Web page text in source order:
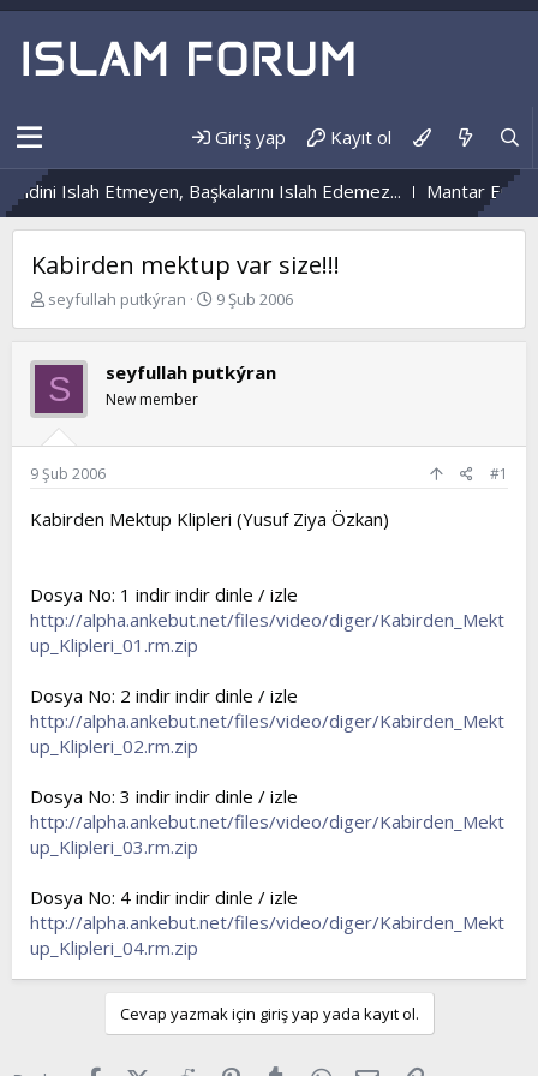
Giriş yap Kayıt ol
Islah Etmeyen, Başkalarını Islah Edemez... Mantar
Kabirden mektup var size!!!
K
b
u
y
u
b
a
l
n
seyfullah putkýran
B
l
a
ı
a
i
9 Şub 2006
S seyfullah putkýran
New member
9 Şub 2006 #1
Kabirden Mektup Klipleri (Yusuf Ziya Özkan)
Dosya No: 1 indir indir dinle / izle
http://alpha.ankebut.net/files/video/diger/Kabirden_Mekt
up_Klipleri_01.rm.zip
Dosya No: 2 indir indir dinle / izle
http://alpha.ankebut.net/files/video/diger/Kabirden_Mekt
up_Klipleri_02.rm.zip
Dosya No: 3 indir indir dinle / izle
http://alpha.ankebut.net/files/video/diger/Kabirden_Mekt
up_Klipleri_03.rm.zip
Dosya No: 4 indir indir dinle / izle
http://alpha.ankebut.net/files/video/diger/Kabirden_Mekt
up_Klipleri_04.rm.zip
Cevap yazmak için giriş yap yada kayıt ol.